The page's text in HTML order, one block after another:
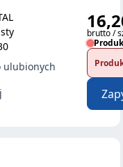
ulubionych
brutto /